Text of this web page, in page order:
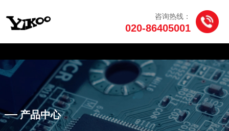
您当前的位置：首页/产品 / Android 系列 /9" Volkswagen
咨询热线：
020-86405001
产品中心